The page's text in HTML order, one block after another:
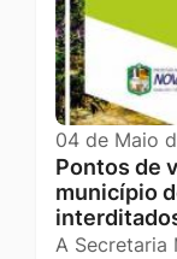
04 de Maio
Pontos de
município
A Secretaria